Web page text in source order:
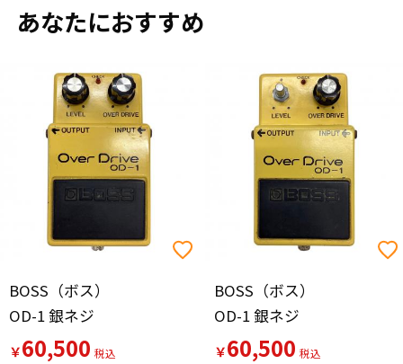
あなたにおすすめ
BOSS（ボス）
OD-1 銀ネジ
￥60,500
BOSS（ボス）
OD-1 銀ネジ
￥60,500